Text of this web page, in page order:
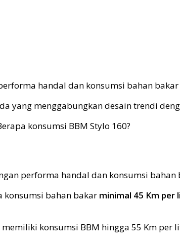
handal dan konsumsi bahan
yang menggabungkan desain trendi
konsumsi BBM Stylo 160?
konsumsi bahan bakar minimal 45 Km per
konsumsi BBM hingga 55 Km per